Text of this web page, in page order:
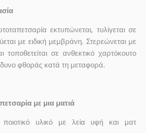
εκτυπώνεται, τυλίγεται σε
με ειδική μεμβράνη. Στερεώνεται με
τοποθετείται σε ανθεκτικό χαρτόκουτο
φθοράς κατά τη μεταφορά.
με μια ματιά
υλικό με λεία υφή και ματ